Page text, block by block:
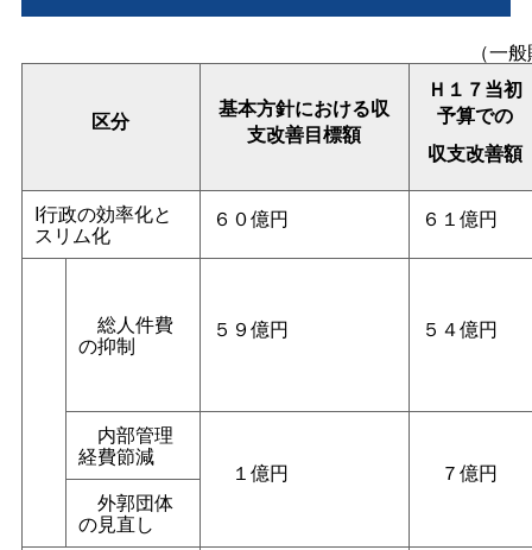
区分
基本方針における収
支改善目標額
Ｈ１７当初
予算での
収支改善額
（一
I行政の効率化と
スリム化
６０億円 ６１億円
総人件費
の抑制
５９億円 ５４億円
内部管理
経費節減
１億円
７億円
外郭団体
の見直し